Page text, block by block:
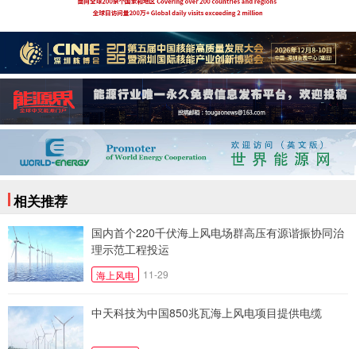
相关推荐
国内首个220千伏海上风电场群高压有源谐振协同治
理示范工程投运
海上风电 11-29
中天科技为中国850兆瓦海上风电项目提供电缆